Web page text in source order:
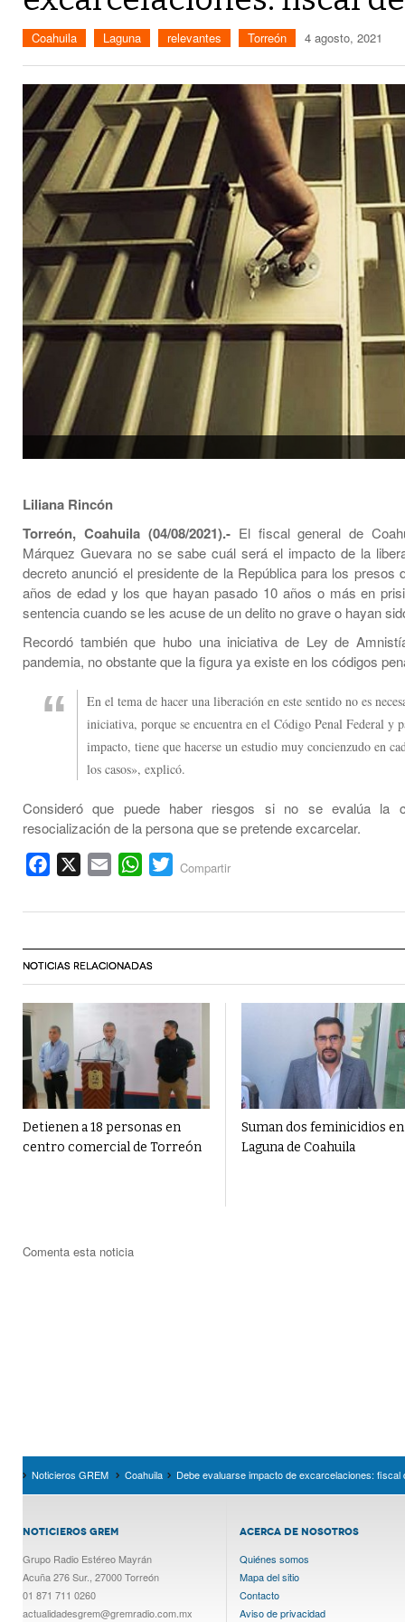
Coahuila Laguna relevantes Torreón 4 agosto, 2021
Liliana Rincón
Torreón, Coahuila (04/08/2021).-El fiscal general de
Márquez Guevara no se sabe cuál será el impacto de la
decreto anunció el presidente de la República para los presos
años de edad y los que hayan pasado 10 años o más en
sentencia cuando se les acuse de un delito no grave o hayan
Recordó también que hubo una iniciativa de Ley de
pandemia, no obstante que la figura ya existe en los códigos
En el tema de hacer una liberación en este sentido no es
iniciativa, porque se encuentra en el Código Penal Federal y
impacto, tiene que hacerse un estudio muy concienzudo en
los casos», explicó.
Consideró que puede haber riesgos si no se evalúa la
resocialización de la persona que se pretende excarcelar.
Facebook Email WhatsApp
Twitter
Compartir
NOTICIAS RELACIONADAS
Detienen a 18 personas en
centro comercial de Torreón
Suman dos feminicidios en
Laguna de Coahuila
Comenta esta noticia
Noticieros GREM Coahuila Debe evaluarse impacto de excarcelaciones: fiscal
NOTICIEROS GREM
Grupo Radio Estéreo Mayrán
Acuña 276 Sur., 27000 Torreón
01 871 711 0260
actualidadesgrem@gremradio.com.mx
ACERCA DE NOSOTROS
Quiénes somos
Mapa del sitio
Contacto
Aviso de privacidad